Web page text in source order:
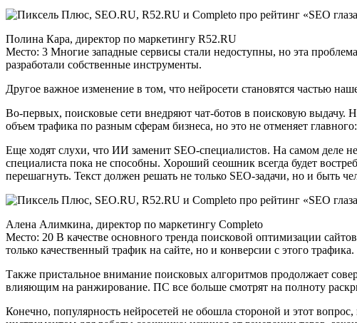
Полина Кара, директор по маркетингу R52.RU
Место: 3 Многие западные сервисы стали недоступны, но эта
разработали собственные инструменты.
Другое важное изменение в том, что нейросети становятся частью
Во-первых, поисковые сети внедряют чат-ботов в поисковую выдачу.
объем трафика по разным сферам бизнеса, но это не отменяет
Еще ходят слухи, что ИИ заменит SEO-специалистов. На самом деле
специалиста пока не способны. Хороший сеошник всегда будет
перешагнуть. Текст должен решать не только SEO-задачи, но и быть
Алена Алимкина, директор по маркетингу Completo
Место: 20 В качестве основного тренда поисковой оптимизации
только качественный трафик на сайте, но и конверсии с этого трафика.
Также пристальное внимание поисковых алгоритмов продолжает
влияющим на ранжирование. ПС все больше смотрят на полноту
Конечно, популярность нейросетей не обошла стороной и этот